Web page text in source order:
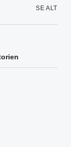
SE ALT